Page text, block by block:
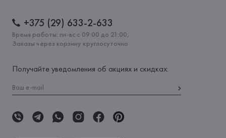
+375 (29) 633-2-633
Время работы: пн-вс с 09:00 до 21:00,
Заказы через корзину круглосуточно
Получайте уведомления об акциях и скидках: